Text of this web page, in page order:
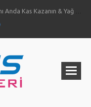
Yağ Kaybı Sağlar Mı?
Nedir? Nasıl Yapılır?